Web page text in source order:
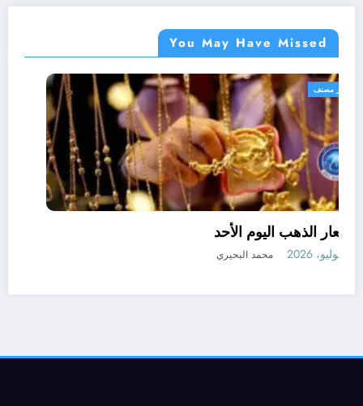
You May Have Missed
غير مصنف
أسعار الذهب اليوم الأحد
12 يوليو، 2026 محمد البحيري